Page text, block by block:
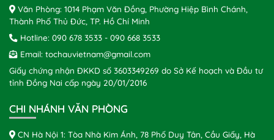
Văn Phòng: 1014 Phạm Văn Đồng, Phường Hiệp Bình Chánh,
Thành Phố Thủ Đức, TP. Hồ Chí Minh
Hotline: 090 678 3533 - 090 668 3533
Email: tochauvietnam@gmail.com
Giấy chứng nhận ĐKKD số 3603349269 do Sở Kế hoạch và Đầu tư
tỉnh Đồng Nai cấp ngày 20/01/2016
CHI NHÁNH VĂN PHÒNG
CN Hà Nội 1: Tòa Nhà Kim Ánh, 78 Phố Duy Tân, Cầu Giấy, Hà